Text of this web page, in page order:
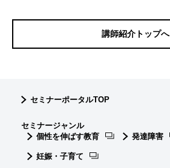
講師紹介トップへ
セミナーポータルTOP
セミナージャンル
個性を伸ばす教育
発達障害
妊娠・子育て